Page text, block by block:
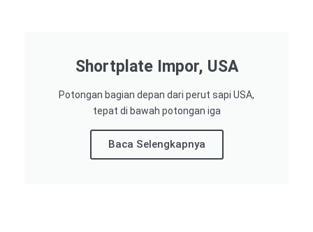
Shortplate Impor, USA
Potongan bagian depan dari perut sapi USA,
tepat di bawah potongan iga
Baca Selengkapnya